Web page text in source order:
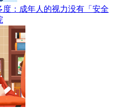
度：成年人的视力没有「安全